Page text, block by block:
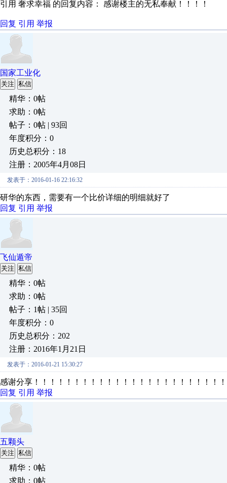
引用 奢求幸福 的回复内容： 感谢楼主的无私奉献！！！！
回复 引用 举报
国家工业化
关注 私信
精华：0帖
求助：0帖
帖子：0帖 | 93回
年度积分：0
历史总积分：18
注册：2005年4月08日
发表于：2016-01-16 22:16:32
研华的东西，需要有一个比价详细的明细就好了
回复 引用 举报
飞仙遁帝
关注 私信
精华：0帖
求助：0帖
帖子：1帖 | 35回
年度积分：0
历史总积分：202
注册：2016年1月21日
发表于：2016-01-21 15:30:27
感谢分享！！！！！！！！！！！！！！！！！！！！！！！
回复 引用 举报
五颗头
关注 私信
精华：0帖
求助：0帖